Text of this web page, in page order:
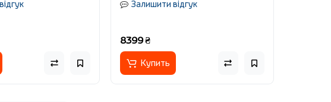
Залишити відгук
8399 ₴
Купить